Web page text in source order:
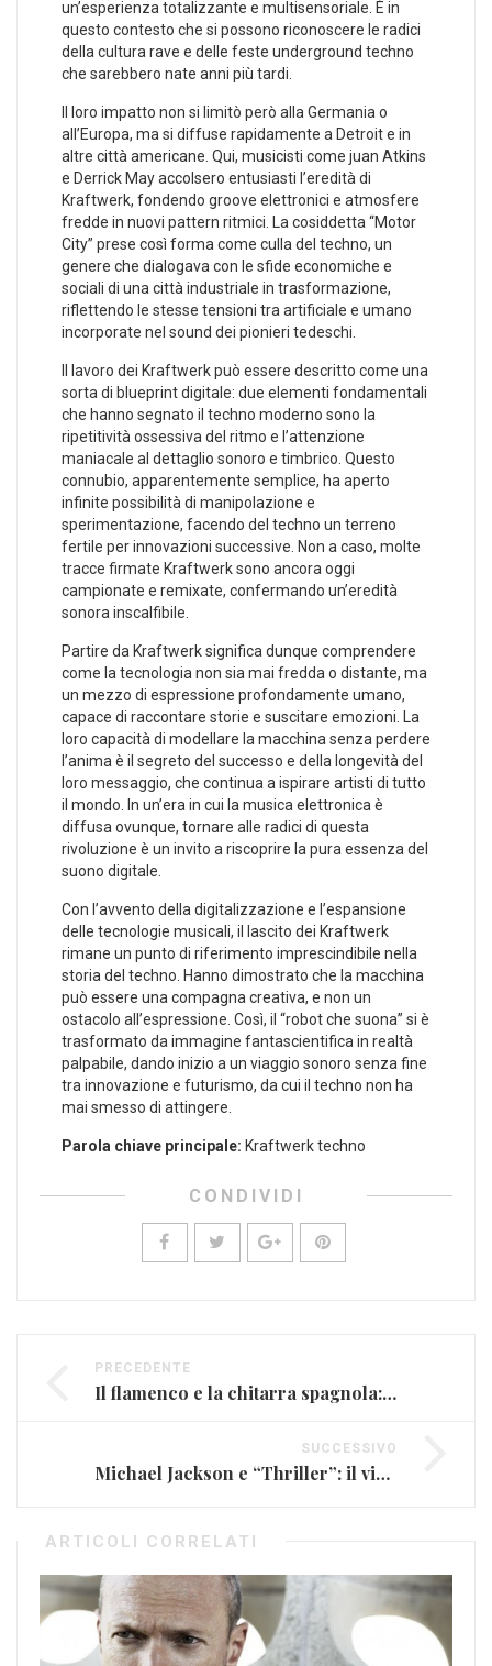
un’esperienza ​totalizzante e multisensoriale. È in
questo contesto che si possono riconoscere le radici
della cultura rave e⁤ delle feste underground techno‌
che ‌sarebbero nate anni ‌più tardi.
Il loro impatto ⁣non si limitò però alla Germania o
all’Europa, ⁤ma ‍si diffuse rapidamente ⁣a Detroit e in‍
altre ⁣città americane.‍ Qui,‍ musicisti ⁣come juan Atkins
e Derrick May accolsero entusiasti l’eredità di
Kraftwerk, ⁢fondendo groove elettronici e ​atmosfere
fredde in nuovi pattern⁣ ritmici. La cosiddetta “Motor
City” prese‍ così forma come culla del ​techno,⁢ un
genere che ⁤dialogava con le sfide economiche e‌
sociali di una ‍città industriale in trasformazione,
riflettendo le stesse tensioni tra artificiale e umano
incorporate⁢ nel sound⁢ dei ​pionieri tedeschi.
Il lavoro⁣ dei Kraftwerk ‍può essere descritto come una
sorta ‍di blueprint digitale: due elementi⁢ fondamentali
che hanno segnato⁤ il techno moderno ‌sono la
ripetitività ossessiva del ritmo e‍ l’attenzione
maniacale al‌ dettaglio sonoro e timbrico. Questo
connubio, apparentemente semplice, ha aperto
infinite ‌possibilità di manipolazione e
sperimentazione, facendo del techno un terreno
fertile per ​innovazioni successive. Non a caso, ⁣molte
tracce firmate Kraftwerk sono ancora oggi
campionate e remixate, confermando ⁢un’eredità
sonora inscalfibile.
Partire da Kraftwerk significa dunque comprendere
come la tecnologia non sia ⁣mai fredda o distante, ma
un mezzo di espressione profondamente⁢ umano, ​
capace di⁤ raccontare‌ storie e suscitare‌ emozioni. La
loro capacità di modellare la macchina senza perdere
l’anima è il segreto del successo e della longevità del
loro messaggio, ⁢che continua a ispirare artisti di tutto
il mondo.​ In un’era in cui la musica elettronica è‍
diffusa ovunque, tornare ‌alle radici di questa
rivoluzione è un​ invito a riscoprire‍ la pura essenza del
suono digitale.
Con l’avvento della digitalizzazione e l’espansione
delle tecnologie musicali, il lascito dei Kraftwerk
⁤rimane un punto di riferimento imprescindibile nella
storia del techno. Hanno​ dimostrato che la macchina
può essere una compagna creativa, e non un
ostacolo all’espressione. Così, il “robot ⁣che suona” si ⁤è
trasformato da immagine fantascientifica in realtà
palpabile, dando ​inizio a un viaggio sonoro senza fine
tra innovazione ‌e futurismo, da cui ‍il⁤ techno non ha
mai⁢ smesso di attingere. ‍
Parola chiave principale: Kraftwerk techno
CONDIVIDI
PRECEDENTE
Il flamenco e la chitarra spagnola: radici e modernità
SUCCESSIVO
Michael Jackson e “Thriller”: il video che cambiò MTV
ARTICOLI CORRELATI